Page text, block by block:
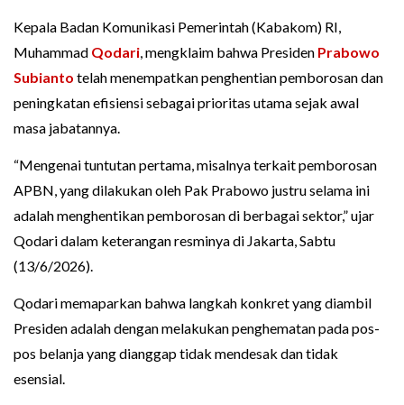
Kepala Badan Komunikasi Pemerintah (Kabakom) RI,
Muhammad Qodari, mengklaim bahwa Presiden Prabowo
Subianto telah menempatkan penghentian pemborosan dan
peningkatan efisiensi sebagai prioritas utama sejak awal
masa jabatannya.
“Mengenai tuntutan pertama, misalnya terkait pemborosan
APBN, yang dilakukan oleh Pak Prabowo justru selama ini
adalah menghentikan pemborosan di berbagai sektor,” ujar
Qodari dalam keterangan resminya di Jakarta, Sabtu
(13/6/2026).
Qodari memaparkan bahwa langkah konkret yang diambil
Presiden adalah dengan melakukan penghematan pada pos-
pos belanja yang dianggap tidak mendesak dan tidak
esensial.